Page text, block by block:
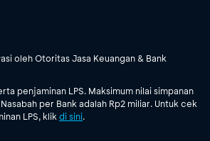
oleh Otoritas Jasa Keuangan & Bank
penjaminan LPS. Maksimum nilai simpanan
per Bank adalah Rp2 miliar. Untuk cek
LPS, klikdi sini.